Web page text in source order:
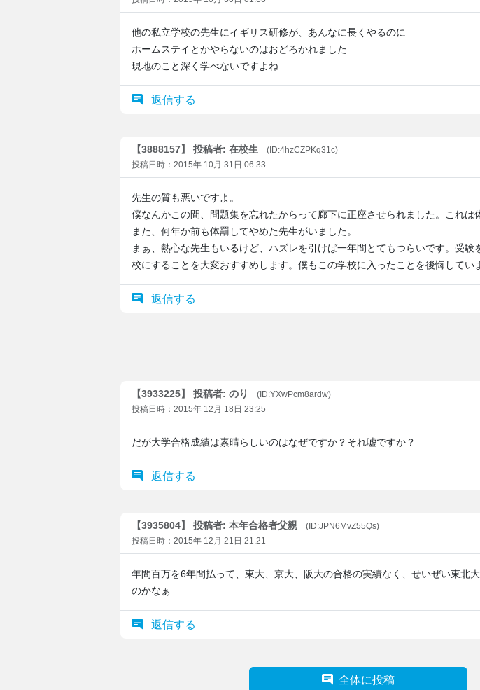
他の私立学校の先生にイギリス研修が、あんなに長くやるのに
ホームステイとかやらないのはおどろかれました
現地のこと深く学べないですよね
返信する
【3888157】 投稿者: 在校生
(ID:4hzCZPKq31c)
投稿日時：2015年 10月 31日 06:33
先生の質も悪いですよ。
僕なんかこの間、問題集を忘れたからって廊下に正座させられました。これは
また、何年か前も体罰してやめた先生がいました。
まぁ、熱心な先生もいるけど、ハズレを引けば一年間とてもつらいです。受験
校にすることを大変おすすめします。僕もこの学校に入ったことを後悔してい
返信する
【3933225】 投稿者: のり
(ID:YXwPcm8ardw)
投稿日時：2015年 12月 18日 23:25
だが大学合格成績は素晴らしいのはなぜですか？それ嘘ですか？
返信する
【3935804】 投稿者: 本年合格者父親
(ID:JPN6MvZ55Qs)
投稿日時：2015年 12月 21日 21:21
年間百万を6年間払って、東大、京大、阪大の合格の実績なく、せいぜい東北
のかなぁ
返信する
全体に投稿